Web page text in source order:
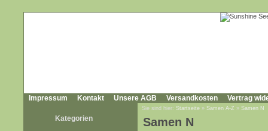
Impressum Kontakt Unsere AGB Versandkosten Vertrag
Kategorien
Sie sind hier: Startseite » Samen A-Z » Samen N
Samen N